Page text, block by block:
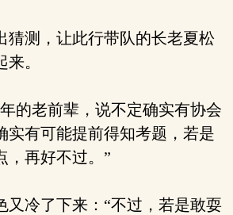
测，让此行带队的长老夏松
。
的老前辈，说不定确实有协会
实有可能提前得知考题，若是
，再好不过。”
冷了下来：“不过，若是敢耍